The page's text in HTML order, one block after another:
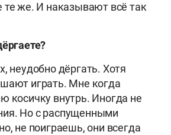
же. И наказывают всё так
неудобно дёргать. Хотя
играть. Мне когда
косичку внутрь. Иногда не
Но с распущенными
не поиграешь, они всегда